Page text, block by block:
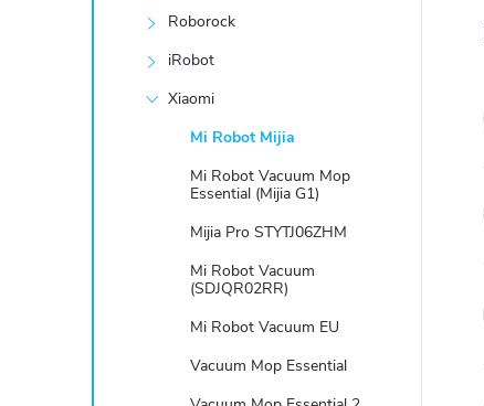
Roborock
iRobot
Xiaomi
Mi Robot Mijia
Mi Robot Vacuum Mop
Essential (Mijia G1)
Mijia Pro STYTJ06ZHM
Mi Robot Vacuum
(SDJQR02RR)
Mi Robot Vacuum EU
Vacuum Mop Essential